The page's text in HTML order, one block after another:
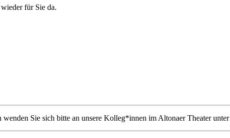
für Sie da.
Sie sich bitte an unsere Kolleg*innen im Altonaer Theater unter